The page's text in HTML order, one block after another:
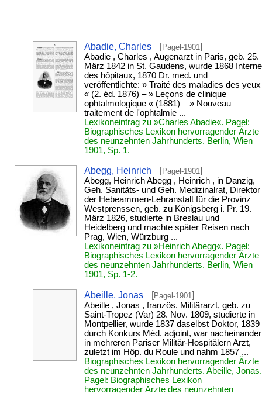
Abadie, Charles [Pagel-1901 ]
Abadie , Charles , Augenarzt in Paris, geb. 25.
März 1842 in St. Gaudens, wurde 1868 Interne
des hôpitaux, 1870 Dr. med. und
veröffentlichte: » Traité des maladies des yeux
« (2. éd. 1876) – » Leçons de clinique
ophtalmologique « (1881) – » Nouveau
traitement de l'ophtalmie ...
Lexikoneintrag zu »Charles Abadie«. Pagel:
Biographisches Lexikon hervorragender Ärzte
des neunzehnten Jahrhunderts. Berlin, Wien
1901, Sp. 1.
Abegg, Heinrich [Pagel-1901]
Abegg, Heinrich Abegg , Heinrich , in Danzig,
Geh. Sanitäts- und Geh. Medizinalrat, Direktor
der Hebeammen-Lehranstalt für die Provinz
Westprenssen, geb. zu Königsberg i. Pr. 19.
März 1826, studierte in Breslau und
Heidelberg und machte später Reisen nach
Prag, Wien, Würzburg ...
Lexikoneintrag zu »Heinrich Abegg«. Pagel:
Biographisches Lexikon hervorragender Ärzte
des neunzehnten Jahrhunderts. Berlin, Wien
1901, Sp. 1-2.
Abeille, Jonas [Pagel-1901 ]
Abeille , Jonas , französ. Militärarzt, geb. zu
Saint-Tropez (Var) 28. Nov. 1809, studierte in
Montpellier, wurde 1837 daselbst Doktor, 1839
durch Konkurs Méd. adjoint, war nacheinander
in mehreren Pariser Militär-Hospitälern Arzt,
zuletzt im Hôp. du Roule und nahm 1857 ...
Biographisches Lexikon hervorragender Ärzte
des neunzehnten Jahrhunderts. Abeille, Jonas.
Pagel: Biographisches Lexikon
hervorragender Ärzte des neunzehnten